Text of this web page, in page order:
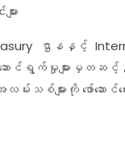
ား
ဌာနနှင့်
င်းဆောင်ရွက်မှုများမှတဆ
းသစ်များကို ဖော်ဆောင်ပေး